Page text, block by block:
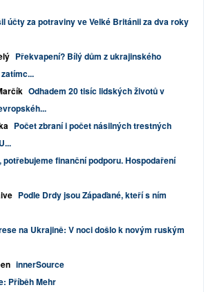
účty za potraviny ve Velké Británii za dva roky
Překvapení? Bílý dům z ukrajinského
Odhadem 20 tisíc lidských životů v
Počet zbraní i počet násilných trestných
potřebujeme finanční podporu. Hospodaření
Podle Drdy jsou Zápaďané, kteří s ním
na Ukrajině: V noci došlo k novým ruským
innerSource
Příběh Mehr